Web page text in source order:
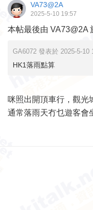
VA73@2A
2025-5-10 19:57
本帖最後由 VA73@2A
GA6072 發表於 2025-5-10
HK1落雨點算
咪照出開頂車行，觀光
通常落雨天冇乜遊客會